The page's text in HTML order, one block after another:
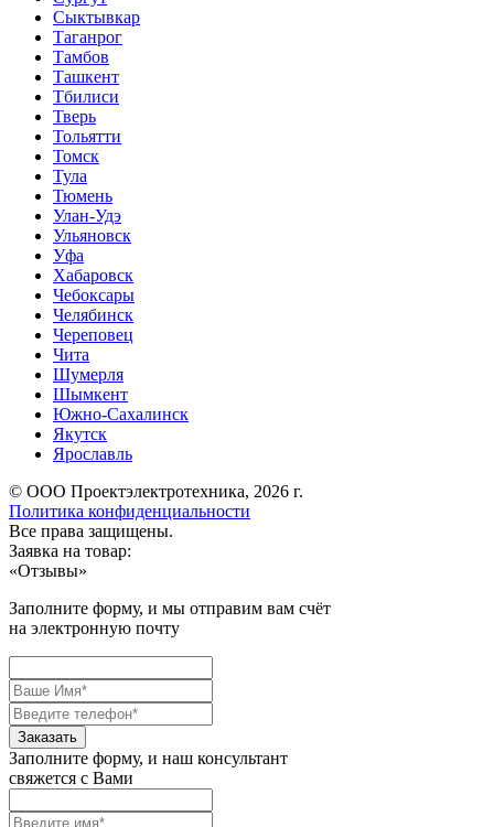
Сыктывкар
Таганрог
Тамбов
Ташкент
Тбилиси
Тверь
Тольятти
Томск
Тула
Тюмень
Улан-Удэ
Ульяновск
Уфа
Хабаровск
Чебоксары
Челябинск
Череповец
Чита
Шумерля
Шымкент
Южно-Сахалинск
Якутск
Ярославль
© ООО Проектэлектротехника, 2026 г.
Политика конфиденциальности
Все права защищены.
Заявка на товар:
«Отзывы»
Заполните форму, и мы отправим вам счёт
на электронную почту
Заполните форму, и наш консультант
свяжется с Вами